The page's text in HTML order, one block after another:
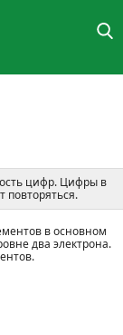
цифр. Цифры в
повторяться.
в основном
два электрона.